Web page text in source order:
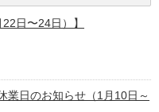
日〜24日）】
業日のお知らせ（1月10日～